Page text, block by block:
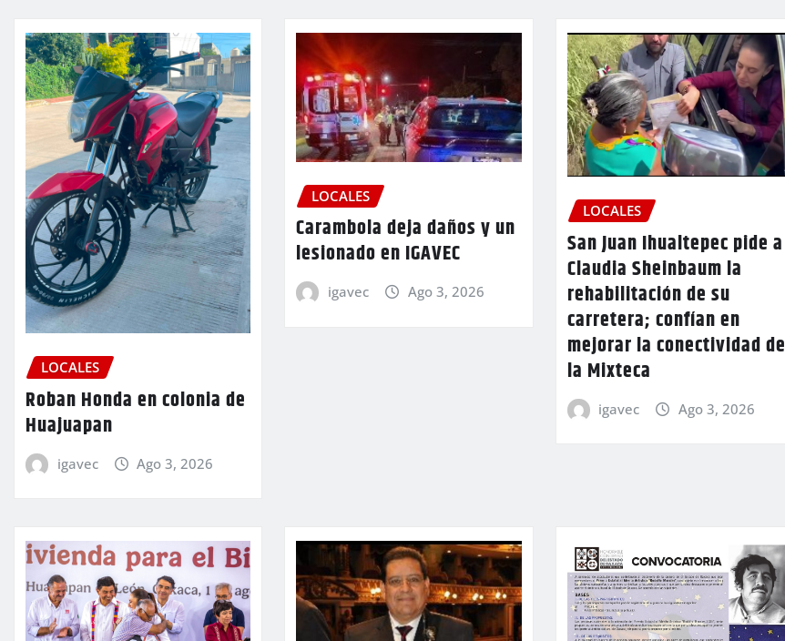
LOCALES
Roban Honda en colonia de
Huajuapan
igavec Ago 3, 2026
LOCALES
Carambola deja daños y un
lesionado en IGAVEC
igavec Ago 3, 2026
LOCALES
San Juan Ihualtepec pide a
Claudia Sheinbaum la
rehabilitación de su
carretera; confían en
mejorar la conectividad de
la Mixteca
igavec Ago 3, 2026